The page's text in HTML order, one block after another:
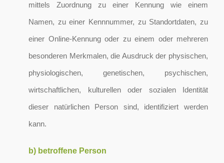
mittels Zuordnung zu einer Kennung wie einem
Namen, zu einer Kennnummer, zu Standortdaten, zu
einer Online-Kennung oder zu einem oder mehreren
besonderen Merkmalen, die Ausdruck der physischen,
physiologischen, genetischen, psychischen,
wirtschaftlichen, kulturellen oder sozialen Identität
dieser natürlichen Person sind, identifiziert werden
kann.
b) betroffene Person